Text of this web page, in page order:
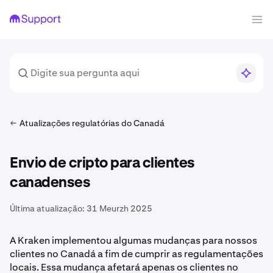
Atualizações regulatórias do Canadá
Envio de cripto para clientes
canadenses
Última atualização: 31 Meurzh 2025
A Kraken implementou algumas mudanças para nossos
clientes no Canadá a fim de cumprir as regulamentações
locais. Essa mudança afetará apenas os clientes no